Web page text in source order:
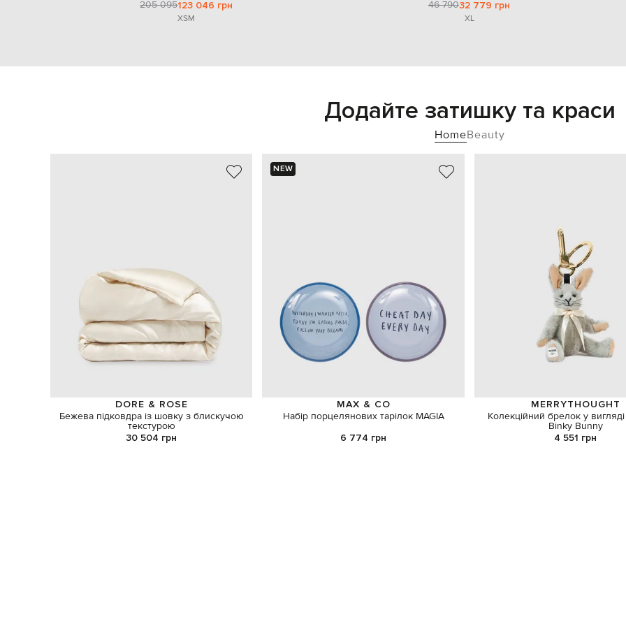
205 095123 046 грн
XSM
46 79032 779 грн
XL
Додайте затишку та краси
HomeBeauty
DORE & ROSE
Бежева підковдра із шовку з блискучою
текстурою
30 504 грн
NEW
MAX & CO
Набір порцелянових тарілок MAGIA
6 774 грн
MERRYTHOUGHT
Колекційний брелок у
Binky Bunny
4 551 грн